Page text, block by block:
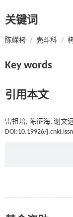
关键词
陈嵘栲 / 壳斗科 /
Key words
引用本文
雷祖培, 陈征海, 谢文
DOI:10.19926/